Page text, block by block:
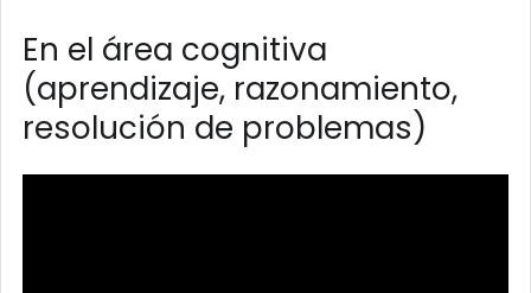
En el área cognitiva
(aprendizaje, razonamiento,
resolución de problemas)